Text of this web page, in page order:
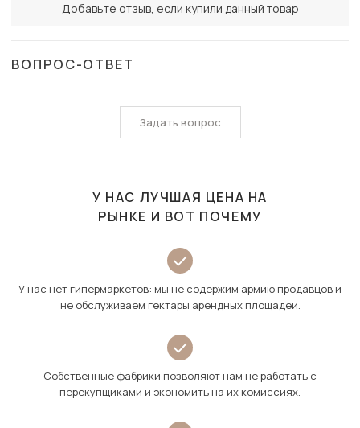
Добавьте отзыв, если купили данный товар
ВОПРОС-ОТВЕТ
Задать вопрос
У НАС ЛУЧШАЯ ЦЕНА НА
РЫНКЕ И ВОТ ПОЧЕМУ
У нас нет гипермаркетов: мы не содержим армию продавцов и
не обслуживаем гектары арендных площадей.
Собственные фабрики позволяют нам не работать с
перекупщиками и экономить на их комиссиях.